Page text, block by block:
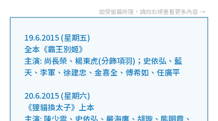
19.6.2015 (星期五)
全本《霸王別姬》
主演: 尚長榮、楊東虎(分飾項羽)；史依弘、藍
天、李軍、徐建忠、金喜全、傅希如、任廣平
20.6.2015 (星期六)
《狸貓換太子》上本
主演: 陳少雲、史依弘、嚴海鷹、胡璇、熊明霞、